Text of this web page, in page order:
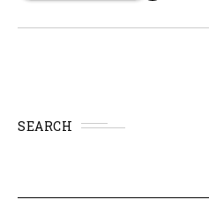
SEARCH